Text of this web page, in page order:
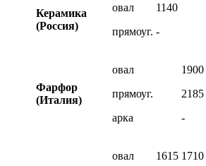
Керамика
(Россия)
овал
прямоуг.
1140
-
Фарфор
(Италия)
овал
прямоуг.
арка
1900
2185
-
овал
1615 1710